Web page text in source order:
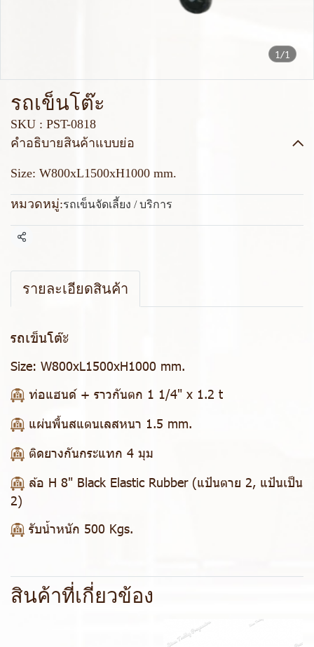
1/1
รถเข็นโต๊ะ
SKU : PST-0818
คำอธิบายสินค้าแบบย่อ
Size: W800xL1500xH1000 mm.
หมวดหมู่:รถเข็นจัดเลี้ยง / บริการ
แชร์
รายละเอียดสินค้า
รถเข็นโต๊ะ
Size: W800xL1500xH1000 mm.
ท่อแฮนด์ + ราวกันตก 1 1/4" x 1.2 t
แผ่นพื้นสแตนเลสหนา 1.5 mm.
ติดยางกันกระแทก 4 มุม
ล้อ H 8" Black Elastic Rubber (แป้นตาย 2, แป้นเป็น
2)
รับน้ำหนัก 500 Kgs.
สินค้าที่เกี่ยวข้อง